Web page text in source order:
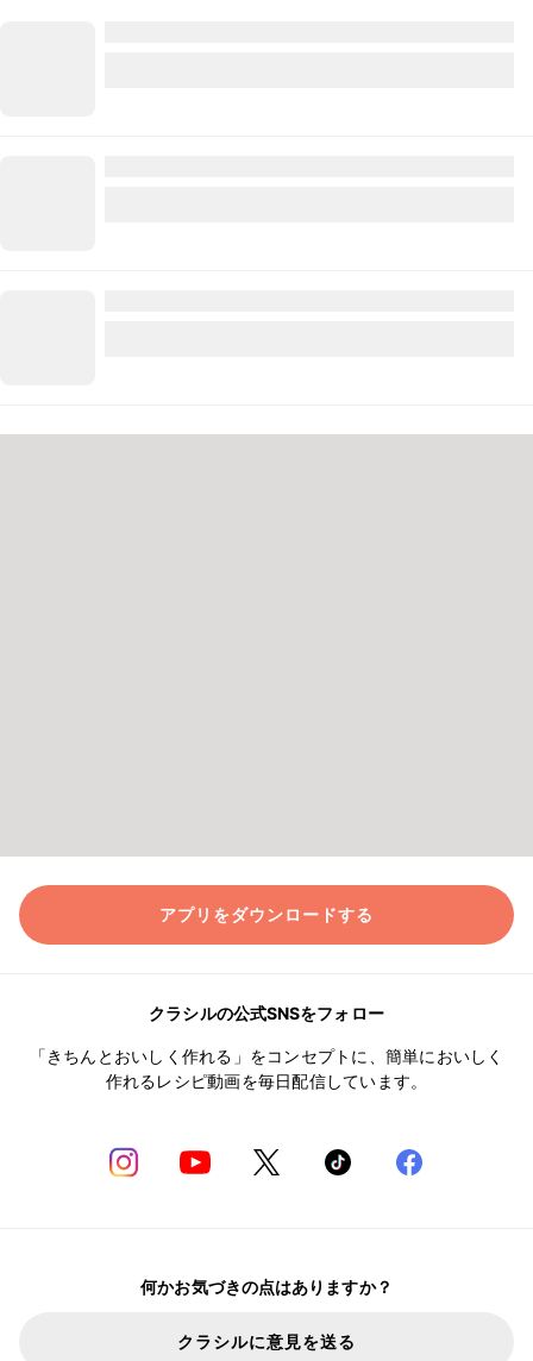
アプリをダウンロードする
クラシルの公式SNSをフォロー
「きちんとおいしく作れる」をコンセプトに、簡単においしく
作れるレシピ動画を毎日配信しています。
何かお気づきの点はありますか？
クラシルに意見を送る